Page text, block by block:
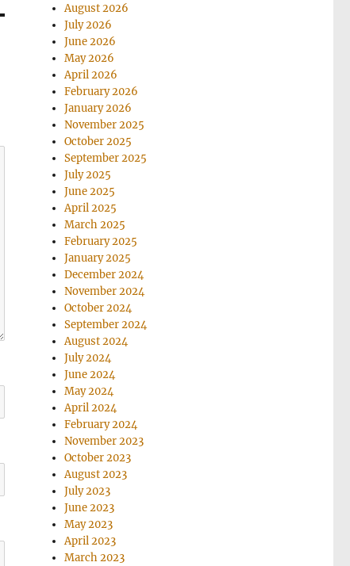
August 2026
July 2026
June 2026
May 2026
April 2026
February 2026
January 2026
November 2025
October 2025
September 2025
July 2025
June 2025
April 2025
March 2025
February 2025
January 2025
December 2024
November 2024
October 2024
September 2024
August 2024
July 2024
June 2024
May 2024
April 2024
February 2024
November 2023
October 2023
August 2023
July 2023
June 2023
May 2023
April 2023
March 2023